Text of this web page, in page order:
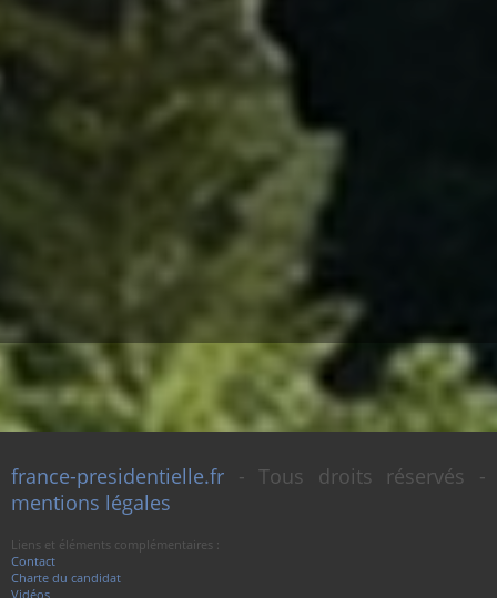
france-presidentielle.fr - Tous droits réservés -
mentions légales
Liens et éléments complémentaires :
Contact
Charte du candidat
Vidéos